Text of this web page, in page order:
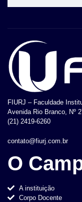
FIURJ – Faculdade
Avenida Rio Branco, Nº
(21) 2419-6260
contato@fiurj.com.br
O
A instituição
Corpo Docente